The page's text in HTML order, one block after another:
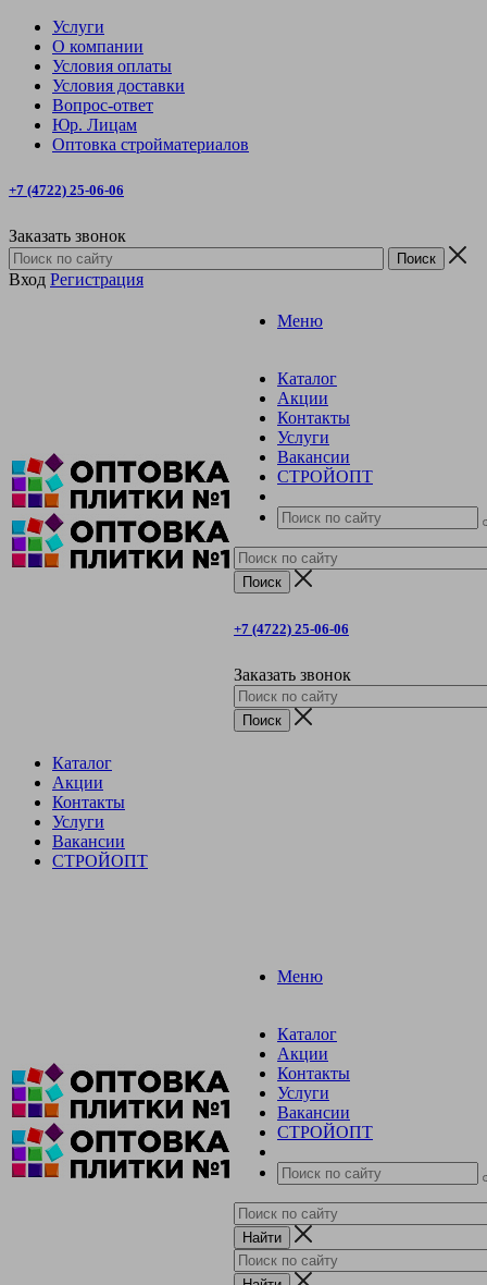
Услуги
О компании
Условия оплаты
Условия доставки
Вопрос-ответ
Юр. Лицам
Оптовка стройматериалов
+7 (4722) 25-06-06
Заказать звонок
Вход Регистрация
Меню
Каталог
Акции
Контакты
Услуги
Вакансии
СТРОЙОПТ
+7 (4722) 25-06-06
Заказать звонок
Каталог
Акции
Контакты
Услуги
Вакансии
СТРОЙОПТ
Меню
Каталог
Акции
Контакты
Услуги
Вакансии
СТРОЙОПТ